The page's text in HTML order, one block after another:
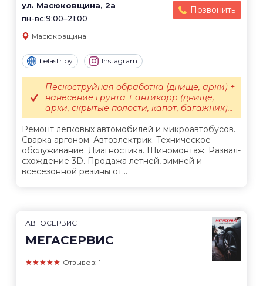
ул. Масюковщина, 2а
пн-вс:9:00–21:00
Позвонить
Масюковщина
belastr.by Instagram
Ремонт легковых автомобилей и микроавтобусов.
Сварка аргоном. Автоэлектрик. Техническое
обслуживание. Диагностика. Шиномонтаж. Развал-
схождение 3D. Продажа летней, зимней и
всесезонной резины от...
Пескоструйная обработка (днище, арки) +
нанесение грунта + антикорр (днище,
арки, скрытые полости, капот, багажник)...
АВТОСЕРВИС
МЕГАСЕРВИС
★★★★★ Отзывов: 1